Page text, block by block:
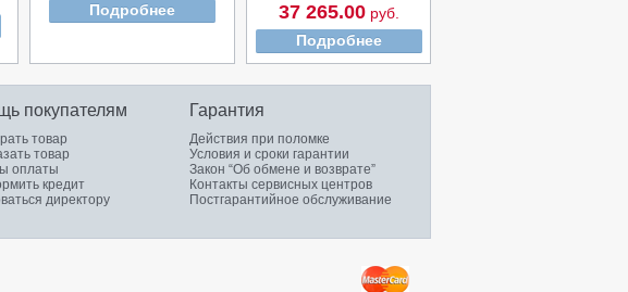
Подробнее
37 265.00руб.
Подробнее
покупателям
товар
товар
оплаты
кредит
директору
Гарантия
Действия при поломке
Условия и сроки гарантии
Закон “Об обмене и возврате”
Контакты сервисных центров
Постгарантийное обслуживание